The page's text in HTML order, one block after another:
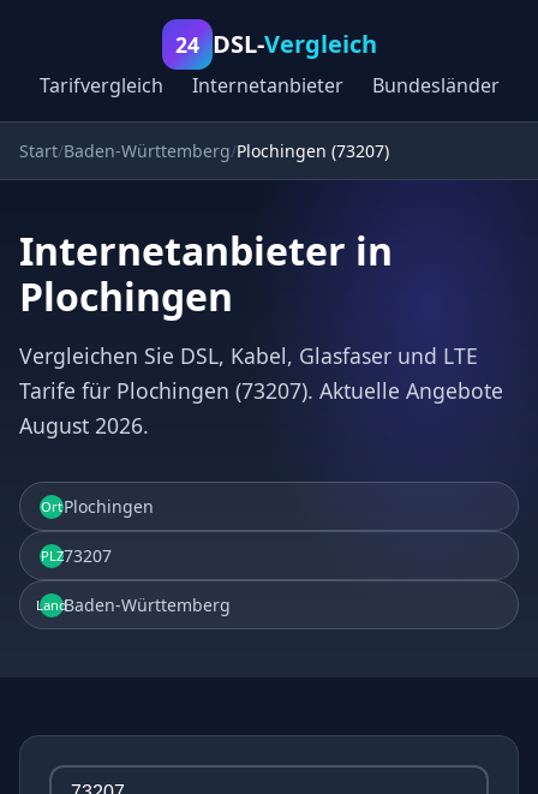
24 DSL-Vergleich
Tarifvergleich Internetanbieter Bundesländer
Start Baden-Württemberg Plochingen (73207)
Internetanbieter in
Plochingen
Vergleichen Sie DSL, Kabel, Glasfaser und LTE
Tarife für Plochingen (73207). Aktuelle Angebote
August 2026.
OrtPlochingen
PLZ73207
LandBaden-Württemberg